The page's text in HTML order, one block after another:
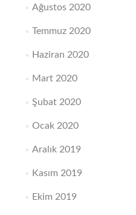
Ağustos 2020
Temmuz 2020
Haziran 2020
Mart 2020
Şubat 2020
Ocak 2020
Aralık 2019
Kasım 2019
Ekim 2019